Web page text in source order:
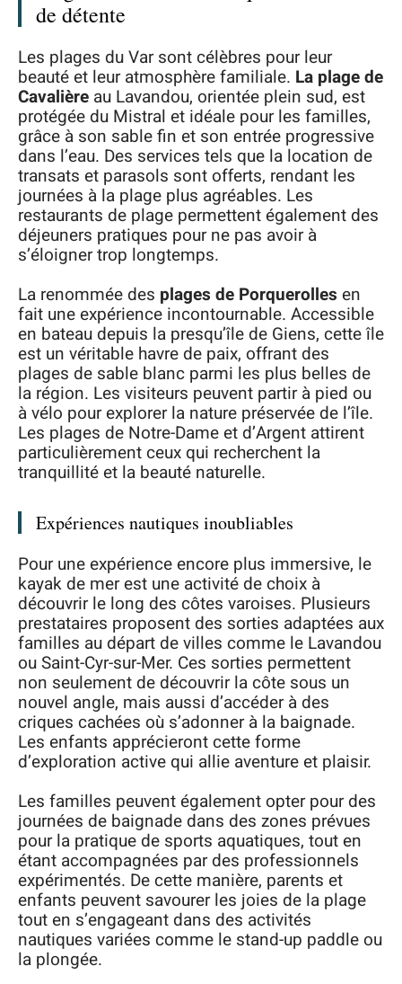
de détente
Les plages du Var sont célèbres pour leur
beauté et leur atmosphère familiale. La plage de
Cavalière au Lavandou, orientée plein sud, est
protégée du Mistral et idéale pour les familles,
grâce à son sable fin et son entrée progressive
dans l’eau. Des services tels que la location de
transats et parasols sont offerts, rendant les
journées à la plage plus agréables. Les
restaurants de plage permettent également des
déjeuners pratiques pour ne pas avoir à
s’éloigner trop longtemps.
La renommée des plages de Porquerolles en
fait une expérience incontournable. Accessible
en bateau depuis la presqu’île de Giens, cette île
est un véritable havre de paix, offrant des
plages de sable blanc parmi les plus belles de
la région. Les visiteurs peuvent partir à pied ou
à vélo pour explorer la nature préservée de l’île.
Les plages de Notre-Dame et d’Argent attirent
particulièrement ceux qui recherchent la
tranquillité et la beauté naturelle.
Expériences nautiques inoubliables
Pour une expérience encore plus immersive, le
kayak de mer est une activité de choix à
découvrir le long des côtes varoises. Plusieurs
prestataires proposent des sorties adaptées aux
familles au départ de villes comme le Lavandou
ou Saint-Cyr-sur-Mer. Ces sorties permettent
non seulement de découvrir la côte sous un
nouvel angle, mais aussi d’accéder à des
criques cachées où s’adonner à la baignade.
Les enfants apprécieront cette forme
d’exploration active qui allie aventure et plaisir.
Les familles peuvent également opter pour des
journées de baignade dans des zones prévues
pour la pratique de sports aquatiques, tout en
étant accompagnées par des professionnels
expérimentés. De cette manière, parents et
enfants peuvent savourer les joies de la plage
tout en s’engageant dans des activités
nautiques variées comme le stand-up paddle ou
la plongée.